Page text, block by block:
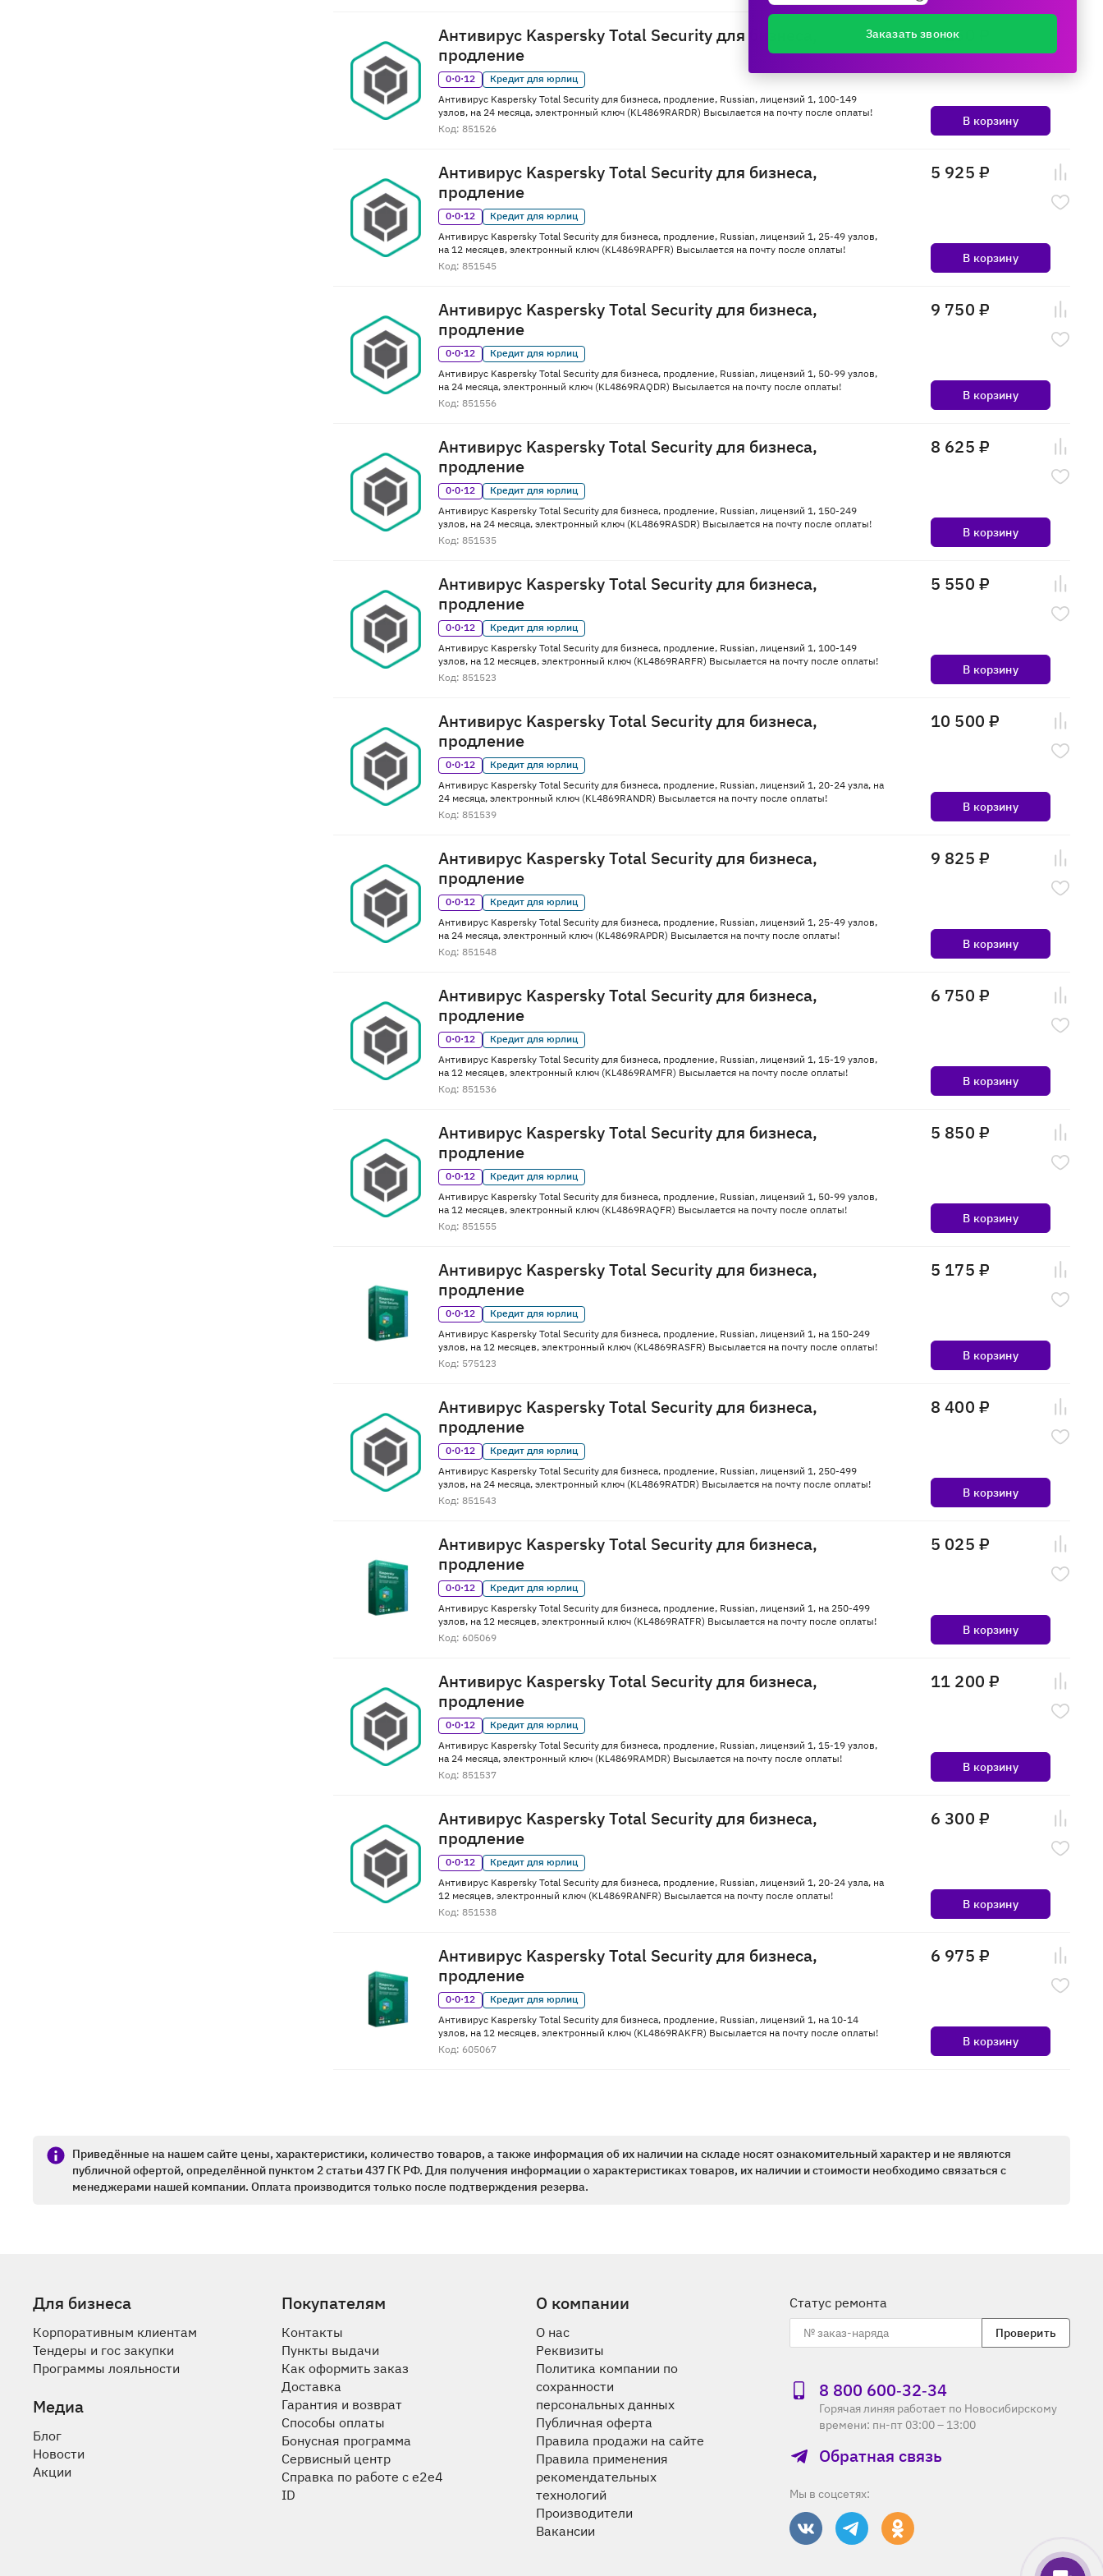
Антивирус Kaspersky Total Security для бизнеса,
продление
0·0·12
Кредит для юрлиц
Антивирус Kaspersky Total Security для бизнеса, продление, Russian, лицензий 1, 100-149
узлов, на 24 месяца, электронный ключ (KL4869RARDR) Высылается на почту после оплаты!
Код: 851526
9 150 ₽
В корзину
Антивирус Kaspersky Total Security для бизнеса,
продление
0·0·12
Кредит для юрлиц
Антивирус Kaspersky Total Security для бизнеса, продление, Russian, лицензий 1, 25-49 узлов,
на 12 месяцев, электронный ключ (KL4869RAPFR) Высылается на почту после оплаты!
Код: 851545
5 925 ₽
В корзину
Антивирус Kaspersky Total Security для бизнеса,
продление
0·0·12
Кредит для юрлиц
Антивирус Kaspersky Total Security для бизнеса, продление, Russian, лицензий 1, 50-99 узлов,
на 24 месяца, электронный ключ (KL4869RAQDR) Высылается на почту после оплаты!
Код: 851556
9 750 ₽
В корзину
Антивирус Kaspersky Total Security для бизнеса,
продление
0·0·12
Кредит для юрлиц
Антивирус Kaspersky Total Security для бизнеса, продление, Russian, лицензий 1, 150-249
узлов, на 24 месяца, электронный ключ (KL4869RASDR) Высылается на почту после оплаты!
Код: 851535
8 625 ₽
В корзину
Антивирус Kaspersky Total Security для бизнеса,
продление
0·0·12
Кредит для юрлиц
Антивирус Kaspersky Total Security для бизнеса, продление, Russian, лицензий 1, 100-149
узлов, на 12 месяцев, электронный ключ (KL4869RARFR) Высылается на почту после оплаты!
Код: 851523
5 550 ₽
В корзину
Антивирус Kaspersky Total Security для бизнеса,
продление
0·0·12
Кредит для юрлиц
Антивирус Kaspersky Total Security для бизнеса, продление, Russian, лицензий 1, 20-24 узла, на
24 месяца, электронный ключ (KL4869RANDR) Высылается на почту после оплаты!
Код: 851539
10 500 ₽
В корзину
Антивирус Kaspersky Total Security для бизнеса,
продление
0·0·12
Кредит для юрлиц
Антивирус Kaspersky Total Security для бизнеса, продление, Russian, лицензий 1, 25-49 узлов,
на 24 месяца, электронный ключ (KL4869RAPDR) Высылается на почту после оплаты!
Код: 851548
9 825 ₽
В корзину
Антивирус Kaspersky Total Security для бизнеса,
продление
0·0·12
Кредит для юрлиц
Антивирус Kaspersky Total Security для бизнеса, продление, Russian, лицензий 1, 15-19 узлов,
на 12 месяцев, электронный ключ (KL4869RAMFR) Высылается на почту после оплаты!
Код: 851536
6 750 ₽
В корзину
Антивирус Kaspersky Total Security для бизнеса,
продление
0·0·12
Кредит для юрлиц
Антивирус Kaspersky Total Security для бизнеса, продление, Russian, лицензий 1, 50-99 узлов,
на 12 месяцев, электронный ключ (KL4869RAQFR) Высылается на почту после оплаты!
Код: 851555
5 850 ₽
В корзину
Антивирус Kaspersky Total Security для бизнеса,
продление
0·0·12
Кредит для юрлиц
Антивирус Kaspersky Total Security для бизнеса, продление, Russian, лицензий 1, на 150-249
узлов, на 12 месяцев, электронный ключ (KL4869RASFR) Высылается на почту после оплаты!
Код: 575123
5 175 ₽
В корзину
Антивирус Kaspersky Total Security для бизнеса,
продление
0·0·12
Кредит для юрлиц
Антивирус Kaspersky Total Security для бизнеса, продление, Russian, лицензий 1, 250-499
узлов, на 24 месяца, электронный ключ (KL4869RATDR) Высылается на почту после оплаты!
Код: 851543
8 400 ₽
В корзину
Антивирус Kaspersky Total Security для бизнеса,
продление
0·0·12
Кредит для юрлиц
Антивирус Kaspersky Total Security для бизнеса, продление, Russian, лицензий 1, на 250-499
узлов, на 12 месяцев, электронный ключ (KL4869RATFR) Высылается на почту после оплаты!
Код: 605069
5 025 ₽
В корзину
Антивирус Kaspersky Total Security для бизнеса,
продление
0·0·12
Кредит для юрлиц
Антивирус Kaspersky Total Security для бизнеса, продление, Russian, лицензий 1, 15-19 узлов,
на 24 месяца, электронный ключ (KL4869RAMDR) Высылается на почту после оплаты!
Код: 851537
11 200 ₽
В корзину
Антивирус Kaspersky Total Security для бизнеса,
продление
0·0·12
Кредит для юрлиц
Антивирус Kaspersky Total Security для бизнеса, продление, Russian, лицензий 1, 20-24 узла, на
12 месяцев, электронный ключ (KL4869RANFR) Высылается на почту после оплаты!
Код: 851538
6 300 ₽
В корзину
Антивирус Kaspersky Total Security для бизнеса,
продление
0·0·12
Кредит для юрлиц
Антивирус Kaspersky Total Security для бизнеса, продление, Russian, лицензий 1, на 10-14
узлов, на 12 месяцев, электронный ключ (KL4869RAKFR) Высылается на почту после оплаты!
Код: 605067
6 975 ₽
В корзину
Приведённые на нашем сайте цены, характеристики, количество товаров, а также информация об их наличии на складе носят ознакомительный характер и не являются
публичной офертой, определённой пунктом 2 статьи 437 ГК РФ. Для получения информации о характеристиках товаров, их наличии и стоимости необходимо связаться с
менеджерами нашей компании. Оплата производится только после подтверждения резерва.
Для бизнеса
Корпоративным клиентам
Тендеры и гос закупки
Программы лояльности
Медиа
Блог
Новости
Акции
Покупателям
Контакты
Пункты выдачи
Как оформить заказ
Доставка
Гарантия и возврат
Способы оплаты
Бонусная программа
Сервисный центр
Справка по работе с e2e4
ID
О компании
О нас
Реквизиты
Политика компании по
сохранности
персональных данных
Публичная оферта
Правила продажи на сайте
Правила применения
рекомендательных
технологий
Производители
Вакансии
Статус ремонта
Проверить
8 800 600‑32‑34
Горячая линяя работает по Новосибирскому
времени: пн-пт 03:00 – 13:00
Обратная связь
Мы в соцсетях:
Заказать звонок